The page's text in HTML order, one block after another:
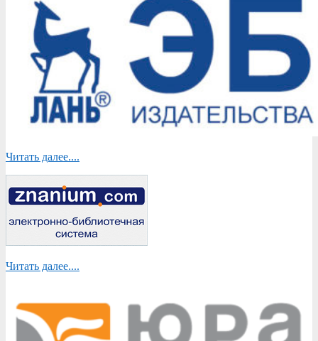
Читать далее....
Читать далее....